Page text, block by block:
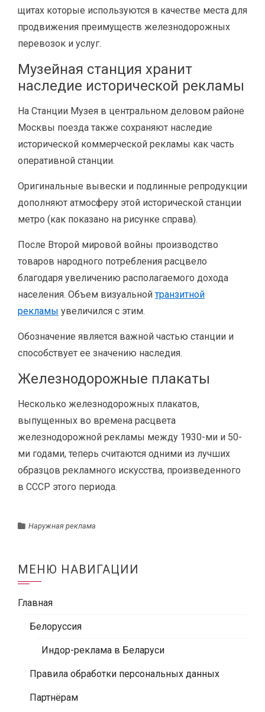
щитах которые используются в качестве места для
продвижения преимуществ железнодорожных
перевозок и услуг.
Музейная станция хранит
наследие исторической рекламы
На Станции Музея в центральном деловом районе
Москвы поезда также сохраняют наследие
исторической коммерческой рекламы как часть
оперативной станции.
Оригинальные вывески и подлинные репродукции
дополняют атмосферу этой исторической станции
метро (как показано на рисунке справа).
После Второй мировой войны производство
товаров народного потребления расцвело
благодаря увеличению располагаемого дохода
населения. Объем визуальнойтранзитной
рекламы увеличился с этим.
Обозначение является важной частью станции и
способствует ее значению наследия.
Железнодорожные плакаты
Несколько железнодорожных плакатов,
выпущенных во времена расцвета
железнодорожной рекламы между 1930-ми и 50-
ми годами, теперь считаются одними из лучших
образцов рекламного искусства, произведенного
в СССР этого периода.
Наружная реклама
МЕНЮ НАВИГАЦИИ
Главная
Белоруссия
Индор-реклама в Беларуси
Правила обработки персональных данных
Партнёрам